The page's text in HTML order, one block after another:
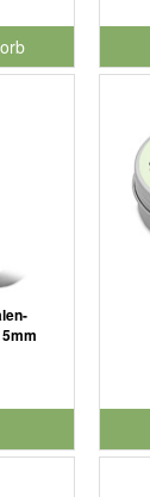
901126
für
für